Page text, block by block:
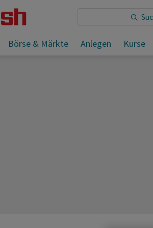
Börse & Märkte Anlegen Kurse